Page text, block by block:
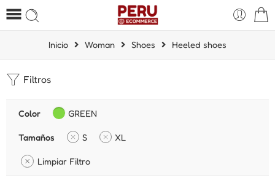
Inicio Woman Shoes Heeled shoes
Filtros
Color GREEN
Tamaños S XL
Limpiar Filtro